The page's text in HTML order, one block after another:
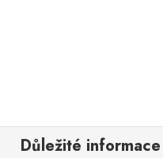
Důležité informace